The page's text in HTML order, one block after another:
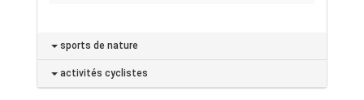
sports de nature
activités cyclistes